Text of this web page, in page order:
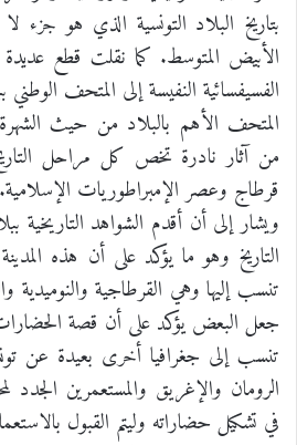
بتاريخ البلاد التونسية الذي هو
الأبيض المتوسط. كما نقلت قطع عديدة
الفسيفسائية النفيسة إلى المتحف الوطني
المتحف الأهم بالبلاد من حيث الشهرة
من آثار نادرة تخص كل مراحل
قرطاج وعصر الإمبراطوريات الإسلامية.
ويشار إلى أن أقدم الشواهد التاريخية
التاريخ وهو ما يؤكد على أن هذه
تنسب إليها وهي القرطاجية والنوميدية
جعل البعض يؤكد على أن قصة
تنسب إلى جغرافيا أخرى بعيدة عن
الرومان والإغريق والمستعمرين الجدد
في تشكيل حضاراته وليتم القبول